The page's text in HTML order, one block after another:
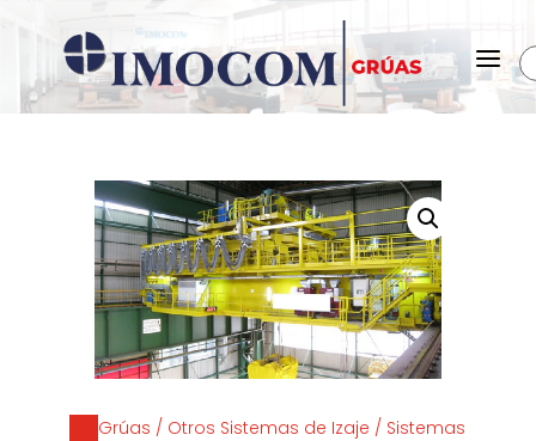
a
Grúas / Otros Sistemas de Izaje / Sistemas